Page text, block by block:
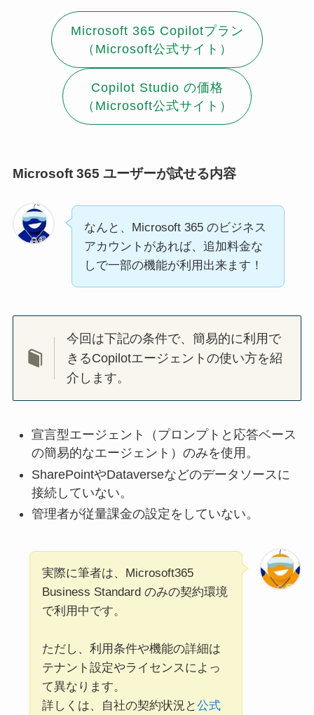
Microsoft 365 Copilotプラン
（Microsoft公式サイト）
Copilot Studio の価格
（Microsoft公式サイト）
Microsoft 365 ユーザーが試せる内容
なんと、Microsoft 365 のビジネス
アカウントがあれば、追加料金な
しで一部の機能が利用出来ます！
今回は下記の条件で、簡易的に利用で
きるCopilotエージェントの使い方を紹
介します。
宣言型エージェント（プロンプトと応答ベース
の簡易的なエージェント）のみを使用。
SharePointやDataverseなどのデータソースに
接続していない。
管理者が従量課金の設定をしていない。
実際に筆者は、Microsoft365
Business Standard のみの契約環境
で利用中です。
ただし、利用条件や機能の詳細は
テナント設定やライセンスによっ
て異なります。
詳しくは、自社の契約状況と公式